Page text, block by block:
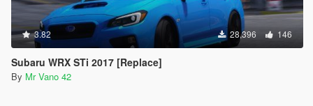
3.82 28,396 146
Subaru WRX STi 2017 [Replace]
By Mr Vano 42